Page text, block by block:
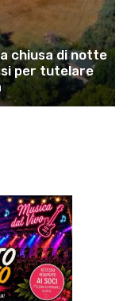
chiusa di notte
per tutelare